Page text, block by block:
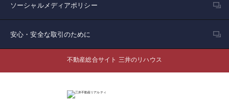
ソーシャルメディアポリシー
安心・安全な取引のために
不動産総合サイト 三井のリハウス